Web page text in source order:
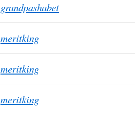
grandpashabet
meritking
meritking
meritking